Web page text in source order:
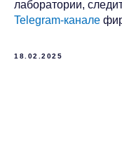
лаборатории,
Telegram-канале
18.02.2025